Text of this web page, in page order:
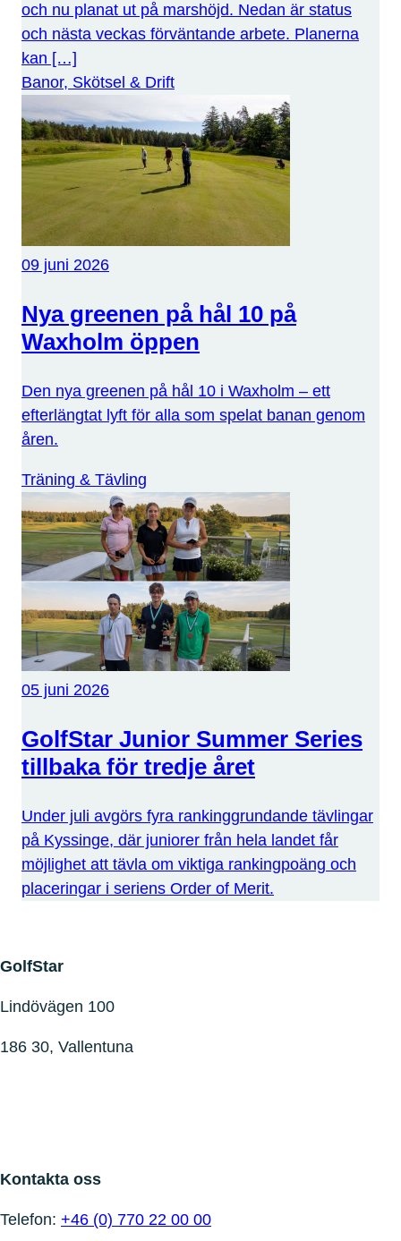
och nu planat ut på marshöjd. Nedan är status
och nästa veckas förväntande arbete. Planerna
kan […]
Banor, Skötsel & Drift
09 juni 2026
Nya greenen på hål 10 på
Waxholm öppen
Den nya greenen på hål 10 i Waxholm – ett
efterlängtat lyft för alla som spelat banan genom
åren.
Träning & Tävling
05 juni 2026
GolfStar Junior Summer Series
tillbaka för tredje året
Under juli avgörs fyra rankinggrundande tävlingar
på Kyssinge, där juniorer från hela landet får
möjlighet att tävla om viktiga rankingpoäng och
placeringar i seriens Order of Merit.
GolfStar
Lindövägen 100
186 30, Vallentuna
Kontakta oss
Telefon: +46 (0) 770 22 00 00